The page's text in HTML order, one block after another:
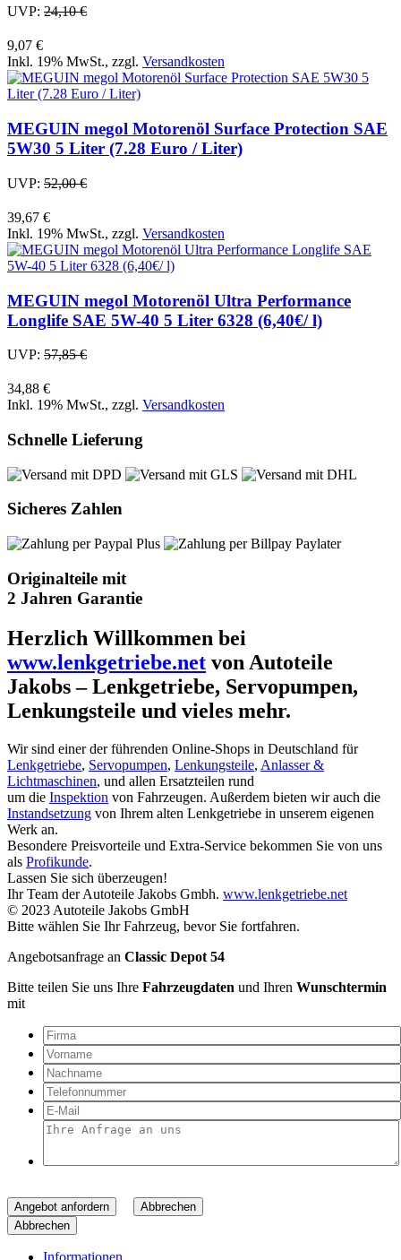
UVP: 24,10 €
9,07 €
Inkl. 19% MwSt., zzgl. Versandkosten
MEGUIN megol Motorenöl Surface Protection SAE
5W30 5 Liter (7.28 Euro / Liter)
UVP: 52,00 €
39,67 €
Inkl. 19% MwSt., zzgl. Versandkosten
MEGUIN megol Motorenöl Ultra Performance
Longlife SAE 5W-40 5 Liter 6328 (6,40€/ l)
UVP: 57,85 €
34,88 €
Inkl. 19% MwSt., zzgl. Versandkosten
Schnelle Lieferung
Sicheres Zahlen
Originalteile mit
2 Jahren Garantie
Herzlich Willkommen bei
www.lenkgetriebe.net von Autoteile
Jakobs – Lenkgetriebe, Servopumpen,
Lenkungsteile und vieles mehr.
Wir sind einer der führenden Online-Shops in Deutschland für
Lenkgetriebe, Servopumpen, Lenkungsteile, Anlasser &
Lichtmaschinen, und allen Ersatzteilen rund
um die Inspektion von Fahrzeugen. Außerdem bieten wir auch die
Instandsetzung von Ihrem alten Lenkgetriebe in unserem eigenen
Werk an.
Besondere Preisvorteile und Extra-Service bekommen Sie von uns
als Profikunde.
Lassen Sie sich überzeugen!
Ihr Team der Autoteile Jakobs Gmbh. www.lenkgetriebe.net
© 2023 Autoteile Jakobs GmbH
Bitte wählen Sie Ihr Fahrzeug, bevor Sie fortfahren.
Angebotsanfrage an Classic Depot 54
Bitte teilen Sie uns Ihre Fahrzeugdaten und Ihren Wunschtermin
mit
Angebot anfordern
Abbrechen
Abbrechen
Informationen